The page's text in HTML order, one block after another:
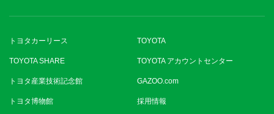
トヨタカーリース TOYOTA
TOYOTA SHARE TOYOTA アカウントセンター
トヨタ産業技術記念館 GAZOO.com
トヨタ博物館 採用情報